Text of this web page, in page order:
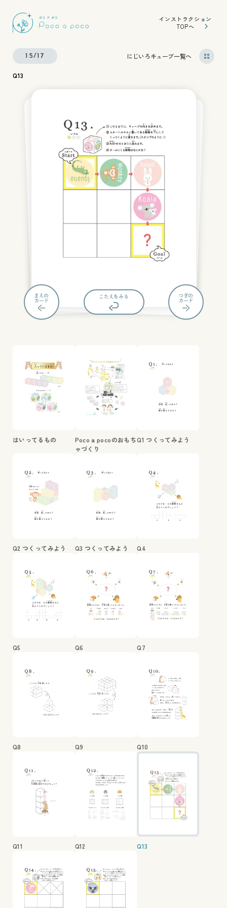
15/17
Q13
にじいろキューブ一覧へ
こたえをみる
もんだいにもどる つぎの
カード
まえの
カード
インストラクション
TOPへ
はいってるもの
Poco a pocoのおもち
ゃづくり
Q1 つくってみよう
Q2 つくってみよう Q3 つくってみよう Q4
Q5 Q6 Q7
Q8 Q9 Q10
Q11 Q12 Q13